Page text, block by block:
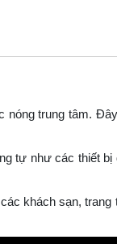
trung tâm.
tự như các thiết
khách sạn, trang